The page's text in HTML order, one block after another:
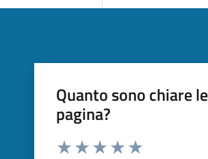
Quanto sono chiare
pagina?